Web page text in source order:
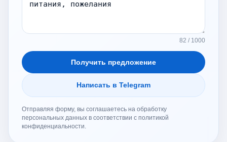
82 / 1000
Получить предложение
Написать в Telegram
Отправляя форму, вы соглашаетесь на обработку
персональных данных в соответствии с политикой
конфиденциальности.